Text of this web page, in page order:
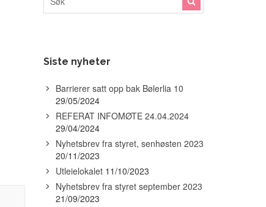
Siste nyheter
Barrierer satt opp bak Bølerlia 10
29/05/2024
REFERAT INFOMØTE 24.04.2024
29/04/2024
Nyhetsbrev fra styret, senhøsten 2023
20/11/2023
Utleielokalet 11/10/2023
Nyhetsbrev fra styret september 2023
21/09/2023